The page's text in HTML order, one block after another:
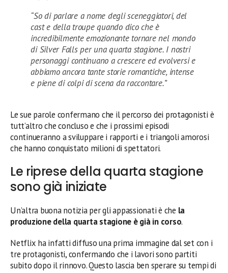
“So di parlare a nome degli sceneggiatori, del
cast e della troupe quando dico che è
incredibilmente emozionante tornare nel mondo
di Silver Falls per una quarta stagione. I nostri
personaggi continuano a crescere ed evolversi e
abbiamo ancora tante storie romantiche, intense
e piene di colpi di scena da raccontare.”
Le sue parole confermano che il percorso dei protagonisti è
tutt’altro che concluso e che i prossimi episodi
continueranno a sviluppare i rapporti e i triangoli amorosi
che hanno conquistato milioni di spettatori.
Le riprese della quarta stagione
sono già iniziate
Un’altra buona notizia per gli appassionati è che la
produzione della quarta stagione è già in corso.
Netflix ha infatti diffuso una prima immagine dal set con i
tre protagonisti, confermando che i lavori sono partiti
subito dopo il rinnovo. Questo lascia ben sperare su tempi di